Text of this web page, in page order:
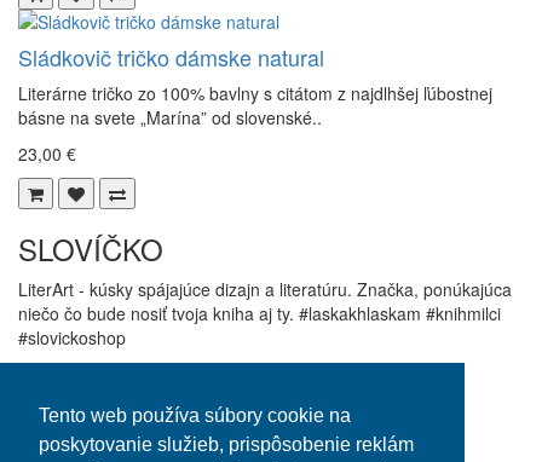
Tento web používa súbory cookie na
poskytovanie služieb, prispôsobenie reklám
Sládkovič tričko dámske natural
Literárne tričko zo 100% bavlny s citátom z najdlhšej ľúbostnej
básne na svete „Marína” od slovenské..
23,00 €
SLOVÍČKO
LiterArt - kúsky spájajúce dizajn a literatúru. Značka, ponúkajúca
niečo čo bude nosiť tvoja kniha aj ty. #laskakhlaskam #knihmilci
#slovickoshop
O Slovíčku
Obchodné podmienky
Kontaktujte nás
Reklamácie